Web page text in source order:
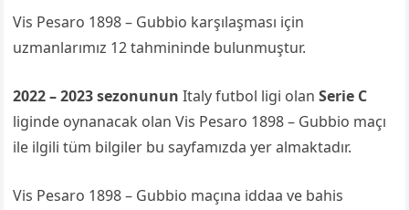
Vis Pesaro 1898 – Gubbio karşılaşması için
uzmanlarımız 12 tahmininde bulunmuştur.
2022 – 2023 sezonunun Italy futbol ligi olanSerie C
liginde oynanacak olan Vis Pesaro 1898 – Gubbio maçı
ile ilgili tüm bilgiler bu sayfamızda yer almaktadır.
Vis Pesaro 1898 – Gubbio maçına iddaa ve bahis